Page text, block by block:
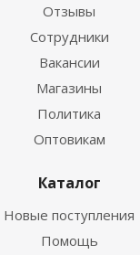
Отзывы
Сотрудники
Вакансии
Магазины
Политика
Оптовикам
Каталог
Новые поступления
Помощь